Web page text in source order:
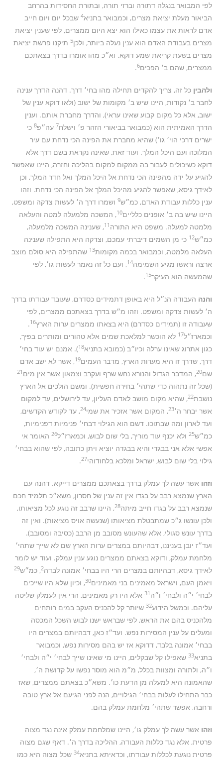
לפי המבואר בנגלה דתורה וברזי תורה, ובתורת החסידות בהרחב
הביאור מעלת יציאת מצרים, וכמבואר בתניא4 שבכל יום ויום חייב
אדם לראות את עצמו כאילו הוא יצא היום ממצרים, לפי שענין יציאת
מצרים בעבודת האדם הוא ענין נעלה ביותר, ולכן5 תיקנו פרשת יציאת
מצרים בשעת קריאת שמע דוקא. וא״כ מהו אומרו בדרך בצאתכם
ממצרים, שהם ב׳ הפכים6
.
ולהביןכל זה, צריך להקדים תחילה מהו בחי׳ דרך. דהנה הדרך ענינה
לחבר ב׳ נקודות, היינו שיש ב׳ מקומות של ישוב (ולאו דוקא ענין של
ישוב, אלא כל מקום קבוע שאינו עראי), והדרך מחברת אותם. וענין
הדרך האמיתית הוא (כמבואר בביאורי הזהר פ׳ וישלח7 עה״פ8 כי
ישרים דרכי הוי׳ גו׳) שהיא מחברת את הפינה הכי נדחת עם עיר
המלוכה ועם היכל המלך. ועוד זאת, שאינה נקראת בשם דרך אלא
דוקא כשיכולים לעבור בה ממקום למקום בהליכה וחזרה, היינו שאפשר
להגיע על ידה מהפינה הכי נדחת אל היכל המלך ואל חדר המלך, וכן
לאידך גיסא, שאפשר להגיע מהיכל המלך אל הפינה הכי נדחת. וזהו
ענין כללות עבודת האדם, כמ״ש9 ושמרו דרך ה׳ לעשות צדקה ומשפט,
היינו שיש בה ב׳ אופנים כלליים10, המשכה מלמעלה למטה והעלאה
מלמטה למעלה. משפט היא התורה 11, שענינה המשכה מלמעלה,
כמ״ש12 כי מן השמים דיברתי עמכם, וצדקה היא התפילה שענינה
העלאה מלמטה, וכמבואר בכמה מקומות13 שהתפילה היא סולם מוצב
ארצה וראשו מגיע השמימה14, ועם כל זה נאמר לעשות גו׳, לפי
שהמעשה הוא העיקר15
.
והנה העבודה הנ״ל היא באופן דתמידים כסדרם, שעובד עבודתו בדרך
ה׳ לעשות צדקה ומשפט. וזהו מ״ש בדרך בצאתכם ממצרים, לפי
שעבודה זו (תמידים כסדרם) היא בצאתו ממצרים ערות הארץ16
.
וכמארז״ל17 לא הוכשר למלאכת שמים אלא טהורים ומותרים בפיך,
כגון אתרוג שאינו ערלה וכיו״ב (כמובא בתניא18). אמנם יש עוד בחי׳
דרך, שדרך זו היא מערות הארץ, מדבר העמים19, אשר לא ישב אדם
שם20, המדבר הגדול והנורא נחש שרף ועקרב וצמאון אשר אין מים 21
(שכל זה נתהוה כדי שתהי׳ בחירה חפשית). ומשם הולכים אל הארץ
נושבת22, שהיא מקום מושב לאדם העליון, עד לירושלים, עד למקום
אשר יבחר ה׳23, המקום אשר אזכיר את שמי24, עד לקודש הקדשים,
ועד לארון ומה שבתוכו. דשם הוא הגילוי דבחי׳ פנימיות דפנימיות,
כמ״ש25 ולא יכנף עוד מוריך, בלי שום לבוש, וכמארז״ל26 האומר אי
אפשי אלא אני בבגדי והיא בבגדה יוציא ויתן כתובה, לפי שהוא בבחי׳
גילוי בלי שום לבוש, ישראל ומלכא בלחודוהי27
.
וזהואשר עשה לך עמלק בדרך בצאתכם ממצרים דייקא. דהנה עם
הארץ שנמצא רבב על בגדו אין זה ענין של חסרון, משא״כ תלמיד חכם
שנמצא רבב על בגדו חייב מיתה28, היינו שרבב זה נוגע לכל מציאותו,
ולכן עונשו ג״כ שמתבטלת מציאותו (שנעשה אויס מציאות). ואין זה
בדרך עונש סגולי, אלא שהעונש מסובב מן הרבב (כסיבה ומסובב).
ועד״ז יובן בעניננו, דבהיותם במצרים ערות הארץ שם לא שייך שתהי׳
מלחמת עמלק, ודוקא בצאתם ממצרים נוגע ענין עמלק. ועוד יש לומר
לאידך גיסא, דבהיותם במצרים הרי היו בבחי׳ אמונה לבדה2, כמ״ש29
ויאמן העם, וישראל מאמינים בני מאמינים30, וכיון שלא היו שייכים
לבחי׳ י״ה ולבחי׳ ו״ה 31 אלא היו רק מאמינים, הרי אין לעמלק שליטה
עליהם. וכמשל הידוע32 שיותר קל להכניס העקב במים רותחים
מלהכניס בהם את הראש, לפי שבראש ישנו לבוש השכל המכסה
ומעלים על ענין המסירות נפש. ועד״ז כאן, דבהיותם במצרים היו
בבחי׳ אמונה בלבד, דדוקא אז יש בהם מסירות נפש, וכמבואר
בתניא33 שאפילו קל שבקלים, היינו מי שאינו שייך לבחי׳ י״ה ולבחי׳
ו״ה, ולתורה ומצוות בכלל, מ״מ הוא מוסר נפשו על קדושת ה׳,
שהאמונה היא למעלה מן הדעת כו׳. משא״כ בצאתם ממצרים, שאז
כבר התחילו לעלות בבחי׳ הגילויים, הנה לפני הגיעם אל ארץ טובה
ורחבה, אפשר שתהי׳ מלחמת עמלק בהם.
וזהואשר עשה לך עמלק גו׳, היינו שמלחמת עמלק אינה נגד מצוה
פרטית, אלא נגד כללות העבודה, ההליכה בדרך ה׳. דאף שגם מצוה
פרטית נוגעת לכללות עבודתו, וכדאיתא בתניא34 שכל מצוה היא כמו